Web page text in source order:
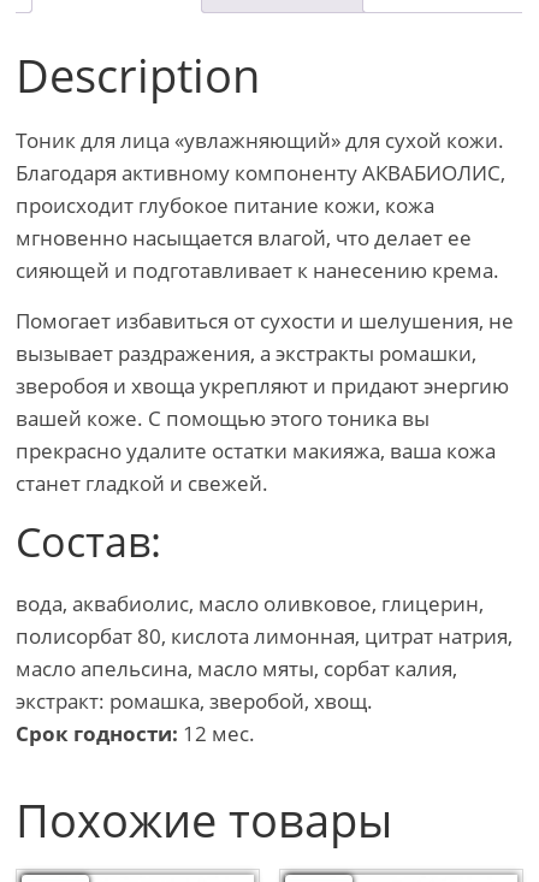
Description
Тоник для лица «увлажняющий» для сухой кожи.
Благодаря активному компоненту АКВАБИОЛИС,
происходит глубокое питание кожи, кожа
мгновенно насыщается влагой, что делает ее
сияющей и подготавливает к нанесению крема.
Помогает избавиться от сухости и шелушения, не
вызывает раздражения, а экстракты ромашки,
зверобоя и хвоща укрепляют и придают энергию
вашей коже. С помощью этого тоника вы
прекрасно удалите остатки макияжа, ваша кожа
станет гладкой и свежей.
Состав:
вода, аквабиолис, масло оливковое, глицерин,
полисорбат 80, кислота лимонная, цитрат натрия,
масло апельсина, масло мяты, сорбат калия,
экстракт: ромашка, зверобой, хвощ.
Срок годности: 12 мес.
Похожие товары